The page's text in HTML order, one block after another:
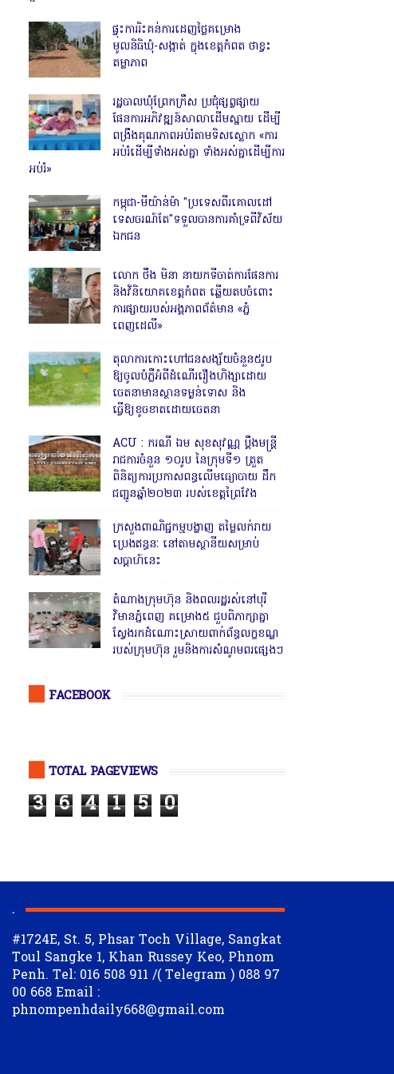
ផ្ទុះការរិះគន់ការដេញថ្លៃគម្រោង
មូលនិធិឃុំ-សង្កាត់ ក្នុងខេត្តកំពត ថាខ្វះ
តម្លាភាព
រដ្ឋបាលឃុំព្រែកក្រឹស ប្រជុំផ្សព្វផ្សាយ
ផែនការអភិវឌ្ឍន៍សាលាដើមស្នាយ ដើម្បី
ពង្រឹងគុណភាពអប់រំតាមទិសស្លោក «ការ
អប់រំដើម្បីទាំងអស់គ្នា ទាំងអស់គ្នាដើម្បីការ
អប់រំ»
កម្ពុជា-មីយ៉ាន់ម៉ា "ប្រទេសពីរគោលដៅ
ទេសចរណ៍តែ"ទទួលបានការគាំទ្រពីវិស័យ
ឯកជន
លោក ថឹង មិនា នាយកទីចាត់ការផែនការ
និងវិនិយោគខេត្តកំពត ឆ្លើយតបចំពោះ
ការផ្សាយរបស់អង្គភាពព័ត៌មាន «ភ្នំ
ពេញដេលី»
តុលាការកោះហៅជនសង្ស័យចំនួន៥រូប
ឱ្យចូលបំភ្លឺអំពីដំណើររឿងហិង្សាដោយ
ចេតនាមានស្ថានទម្ងន់ទោស និង
ធ្វើឱ្យខូចខាតដោយចេតនា
ACU : ករណី ឯម សុខសុវណ្ណ ប្ដឹងមន្ត្រី
រាជការចំនួន ១០រូប នៃក្រុមទី១ ត្រួត
ពិនិត្យការប្រកាសពន្ធលើមធ្យោបាយ ដឹក
ជញ្ជូនឆ្នាំ២០២៣ របស់ខេត្តព្រៃវែង
ក្រសួងពាណិជ្ជកម្មបង្ហាញ តម្លៃលក់រាយ
ប្រេងឥន្ធនៈ នៅតាមស្ថានីយសម្រាប់
សប្តាហ៍នេះ
តំណាងក្រុមហ៊ុន និងពលរដ្ឋរស់នៅបុរី
វិមានភ្នំពេញ គម្រោង៥ ជួបពិភាក្សាគ្នា
ស្វែងរកដំណោះស្រាយពាក់ព័ន្ធលក្ខខណ្ឌ
របស់ក្រុមហ៊ុន រួមនិងការសំណូមពរផ្សេងៗ
FACEBOOK
TOTAL PAGEVIEWS
3 6 4 1 5 0
.
#1724E, St. 5, Phsar Toch Village, Sangkat
Toul Sangke 1, Khan Russey Keo, Phnom
Penh. Tel: 016 508 911 /( Telegram ) 088 97
00 668 Email :
phnompenhdaily668@gmail.com